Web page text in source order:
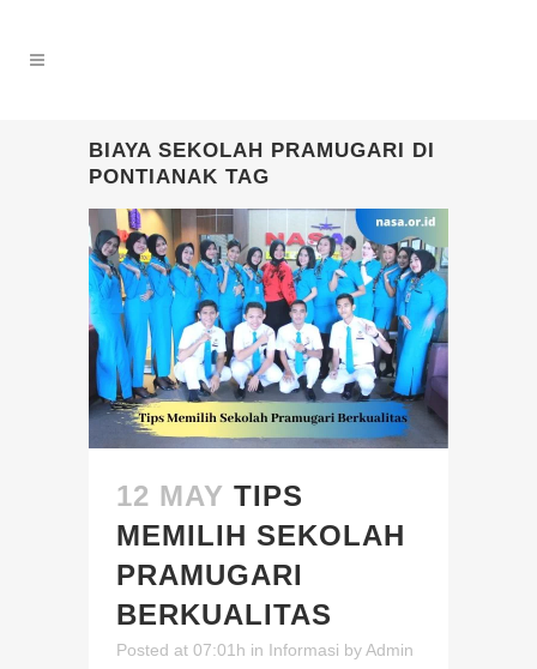
BIAYA SEKOLAH PRAMUGARI DI
PONTIANAK TAG
12 MAY TIPS
MEMILIH SEKOLAH
PRAMUGARI
BERKUALITAS
Posted at 07:01h in Informasi byAdmin